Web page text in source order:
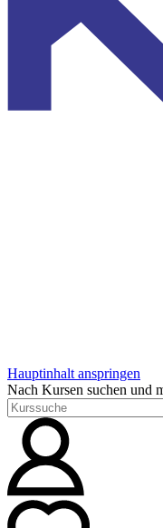
Hauptinhalt anspringen
Nach Kursen suchen und